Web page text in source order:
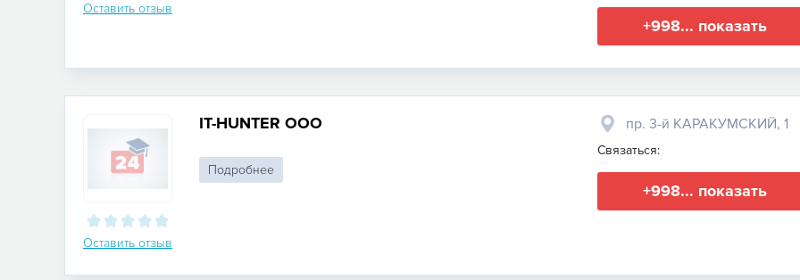
Оставить отзыв
+998... показать
Оставить отзыв
IT-HUNTER ООО
Подробнее
пр. 3-й КАРАКУМСКИЙ, 1
Связаться:
+998... показать